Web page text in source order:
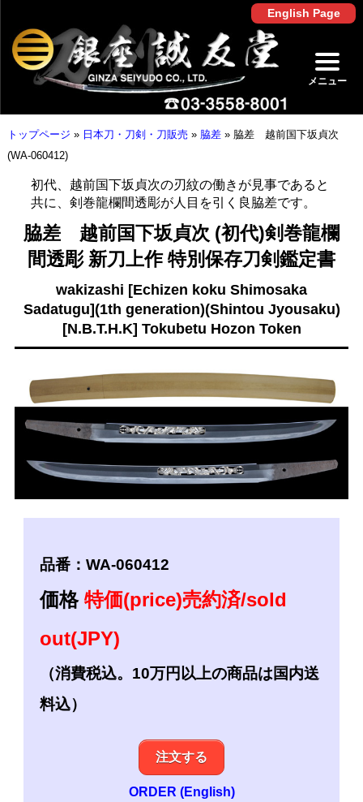
English Page
メニュー
トップページ » 日本刀・刀剣・刀販売 » 脇差» 脇差 越前国下坂貞次
(WA-060412)
初代、越前国下坂貞次の刃紋の働きが見事であると
共に、剣巻龍欄間透彫が人目を引く良脇差です。
脇差 越前国下坂貞次 (初代)剣巻龍欄
間透彫 新刀上作 特別保存刀剣鑑定書
wakizashi [Echizen koku Shimosaka
Sadatugu](1th generation)(Shintou Jyousaku)
[N.B.T.H.K] Tokubetu Hozon Token
品番：WA-060412
価格 特価(price)売約済/sold
out(JPY)
（消費税込。10万円以上の商品は国内送
料込）
注文する
ORDER (English)